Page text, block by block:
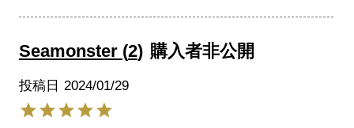
Seamonster 2 購入者非公開
投稿日 2024/01/29